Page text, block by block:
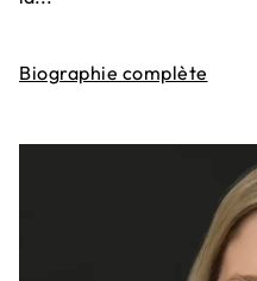
Biographie complète